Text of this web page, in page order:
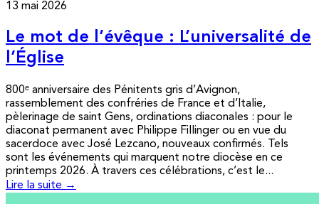
13 mai 2026
Le mot de l’évêque : L’universalité de
l’Église
800ᵉ anniversaire des Pénitents gris d’Avignon,
rassemblement des confréries de France et d’Italie,
pèlerinage de saint Gens, ordinations diaconales : pour le
diaconat permanent avec Philippe Fillinger ou en vue du
sacerdoce avec José Lezcano, nouveaux confirmés. Tels
sont les événements qui marquent notre diocèse en ce
printemps 2026. À travers ces célébrations, c’est le...
Lire la suite →